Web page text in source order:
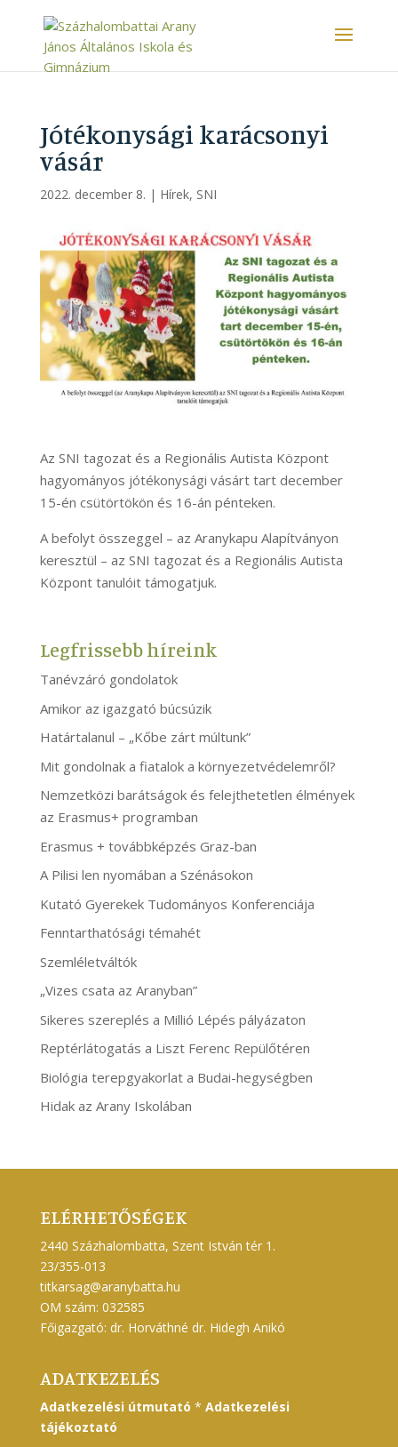
Jótékonysági karácsonyi
vásár
2022. december 8. | Hírek, SNI
Az SNI tagozat és a Regionális Autista Központ
hagyományos jótékonysági vásárt tart december
15-én csütörtökön és 16-án pénteken.
A befolyt összeggel – az Aranykapu Alapítványon
keresztül – az SNI tagozat és a Regionális Autista
Központ tanulóit támogatjuk.
Legfrissebb híreink
Tanévzáró gondolatok
Amikor az igazgató búcsúzik
Határtalanul – „Kőbe zárt múltunk”
Mit gondolnak a fiatalok a környezetvédelemről?
Nemzetközi barátságok és felejthetetlen élmények
az Erasmus+ programban
Erasmus + továbbképzés Graz-ban
A Pilisi len nyomában a Szénásokon
Kutató Gyerekek Tudományos Konferenciája
Fenntarthatósági témahét
Szemléletváltók
„Vizes csata az Aranyban”
Sikeres szereplés a Millió Lépés pályázaton
Reptérlátogatás a Liszt Ferenc Repülőtéren
Biológia terepgyakorlat a Budai-hegységben
Hidak az Arany Iskolában
ELÉRHETŐSÉGEK
2440 Százhalombatta, Szent István tér 1.
23/355-013
titkarsag@aranybatta.hu
OM szám: 032585
Főigazgató: dr. Horváthné dr. Hidegh Anikó
ADATKEZELÉS
Adatkezelési útmutató * Adatkezelési
tájékoztató